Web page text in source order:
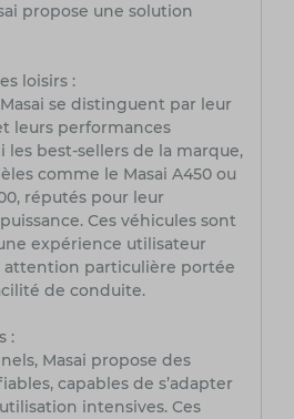
propose une solution
loisirs :
se distinguent par leur
leurs performances
les best-sellers de la marque,
comme le Masai A450 ou
réputés pour leur
Ces véhicules sont
expérience utilisateur
attention particulière portée
de conduite.
:
Masai propose des
capables de s’adapter
intensives. Ces